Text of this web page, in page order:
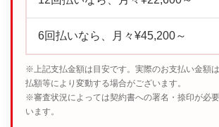
6回払いなら、月々¥45,200～
※上記支払金額は目安です。実際のお支払い金額
払額等により変動する場合がございます。
※審査状況によっては契約書への署名・捺印が必
います。